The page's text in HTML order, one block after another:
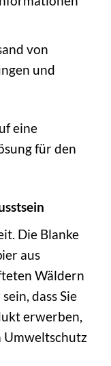
von
und
eine
für den
Die Blanke
aus
Wäldern
dass Sie
erwerben,
Umweltschutz